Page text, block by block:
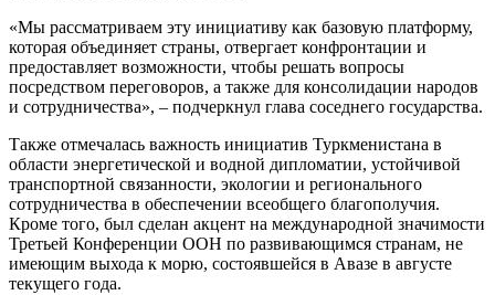
«Мы рассматриваем эту инициативу как базовую платформу,
которая объединяет страны, отвергает конфронтации и
предоставляет возможности, чтобы решать вопросы
посредством переговоров, а также для консолидации народов
и сотрудничества», – подчеркнул глава соседнего государства.
Также отмечалась важность инициатив Туркменистана в
области энергетической и водной дипломатии, устойчивой
транспортной связанности, экологии и регионального
сотрудничества в обеспечении всеобщего благополучия.
Кроме того, был сделан акцент на международной значимости
Третьей Конференции ООН по развивающимся странам, не
имеющим выхода к морю, состоявшейся в Авазе в августе
текущего года.